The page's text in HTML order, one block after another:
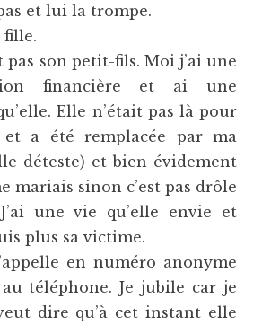
et lui la trompe.
fille.
son petit-fils. Moi j’ai une
financière et ai une
Elle n’était pas là pour
a été remplacée par ma
déteste) et bien évidement
mariais sinon c’est pas drôle
une vie qu’elle envie et
plus sa victime.
en numéro anonyme
téléphone. Je jubile car je
dire qu’à cet instant elle